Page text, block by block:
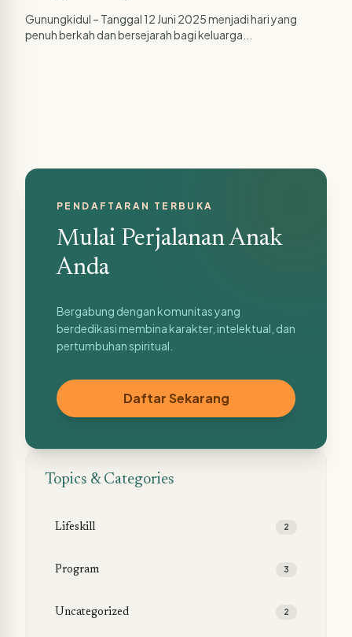
Gunungkidul – Tanggal 12 Juni 2025 menjadi hari yang
penuh berkah dan bersejarah bagi keluarga...
PENDAFTARAN TERBUKA
Mulai Perjalanan Anak
Anda
Bergabung dengan komunitas yang
berdedikasi membina karakter, intelektual, dan
pertumbuhan spiritual.
Daftar Sekarang
Topics & Categories
Lifeskill 2
Program 3
Uncategorized 2